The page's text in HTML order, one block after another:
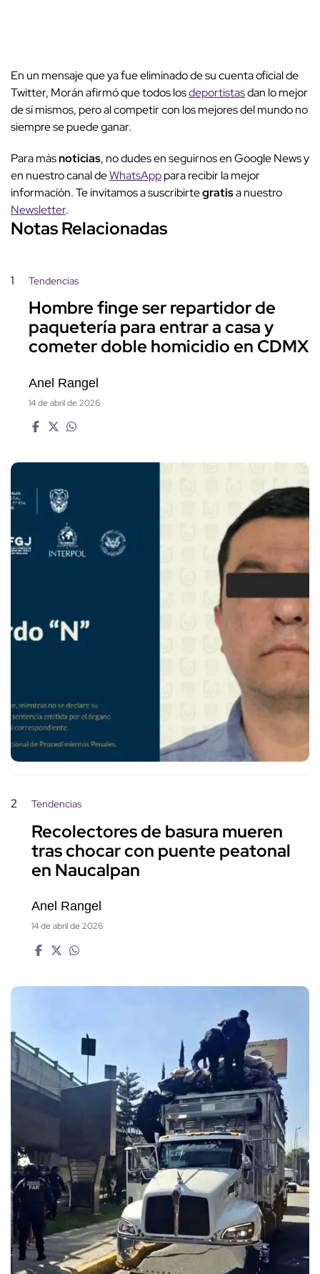
En un mensaje que ya fue eliminado de su cuenta oficial de
Twitter, Morán afirmó que todos losdeportistasdan lo mejor
de sí mismos, pero al competir con los mejores del mundo no
siempre se puede ganar.
Para másnoticias, no dudes en seguirnos en Google News y
en nuestro canal deWhatsApppara recibir la mejor
información. Te invitamos a suscribirtegratisa nuestro
Newsletter.
Notas Relacionadas
1 Tendencias
Hombre finge ser repartidor de
paquetería para entrar a casa y
cometer doble homicidio en CDMX
Anel Rangel
14 de abril de 2026
2 Tendencias
Recolectores de basura mueren
tras chocar con puente peatonal
en Naucalpan
Anel Rangel
14 de abril de 2026